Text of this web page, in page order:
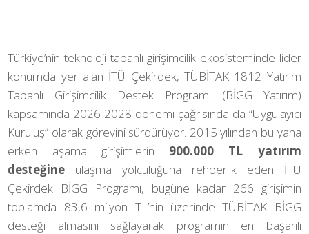
Türkiye’nin teknoloji tabanlı girişimcilik ekosisteminde lider
konumda yer alan İTÜ Çekirdek, TÜBİTAK 1812 Yatırım
Tabanlı Girişimcilik Destek Programı (BİGG Yatırım)
kapsamında 2026-2028 dönemi çağrısında da “Uygulayıcı
Kuruluş” olarak görevini sürdürüyor. 2015 yılından bu yana
erken aşama girişimlerin 900.000 TL yatırım
desteğine ulaşma yolculuğuna rehberlik eden İTÜ
Çekirdek BİGG Programı, bugüne kadar 266 girişimin
toplamda 83,6 milyon TL’nin üzerinde TÜBİTAK BİGG
desteği almasını sağlayarak programın en başarılı